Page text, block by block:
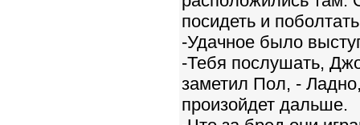
посидеть и
-Удачное было
-Тебя послушать,
заметил Пол, -
произойдет дальше.